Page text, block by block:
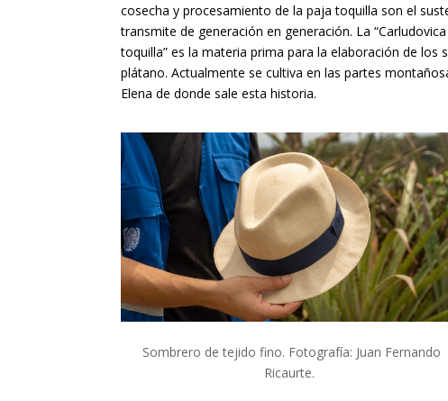
cosecha y procesamiento de la paja toquilla son el
transmite de generación en generación. La
toquilla” es la materia prima para la elaboración de
plátano. Actualmente se cultiva en las partes
Elena de donde sale esta historia.
Sombrero de tejido fino. Fotografía: Juan Fernando
Ricaurte.